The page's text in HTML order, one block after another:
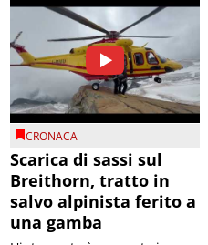
CRONACA
Scarica di sassi sul
Breithorn, tratto in
salvo alpinista ferito a
una gamba